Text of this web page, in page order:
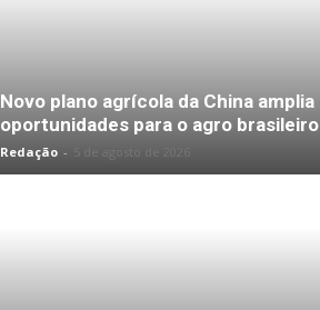
Novo plano agrícola da China amplia
oportunidades para o agro brasileiro
Redação -